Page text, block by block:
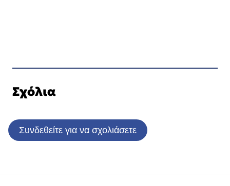
Σχόλια
Συνδεθείτε για να σχολιάσετε